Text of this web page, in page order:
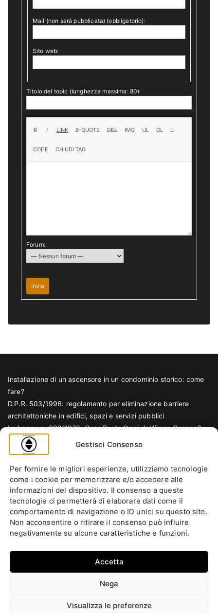
Gestisci Consenso
Per fornire le migliori esperienze, utilizziamo tecnologie
come i cookie per memorizzare e/o accedere alle
informazioni del dispositivo. Il consenso a queste
tecnologie ci permetterà di elaborare dati come il
comportamento di navigazione o ID unici su questo sito.
Non acconsentire o ritirare il consenso può influire
negativamente su alcune caratteristiche e funzioni.
Accetta
Nega
Visualizza le preferenze
Mail (non sarà pubblicata) (obbligatorio):
Sito web:
Titolo del topic (lunghezza massima: 80):
Forum:
Invia
Installazione di un ascensore in un condominio storico: come
fare?
D.P.R. 503/1996: regolamento per eliminazione barriere
architettoniche in edifici, spazi e servizi pubblici
La Legge n. 392/1978: Cosa Resta Oggi dell’Equo Canone?
Legge Regionale n. 6/1989: Analisi Tecnica per Progettisti e
Amministratori
Norma EN 81-70 e sicurezza nella progettazione ascensore
Ascensore Condominiale
Barriere Architettoniche
Codice Civile
Condominio
Decreto Ministeriale
Decreto Presidente della Repubblica
Ente italiano di normazione
Ente Nazionale di Unificazione
Normative Europee